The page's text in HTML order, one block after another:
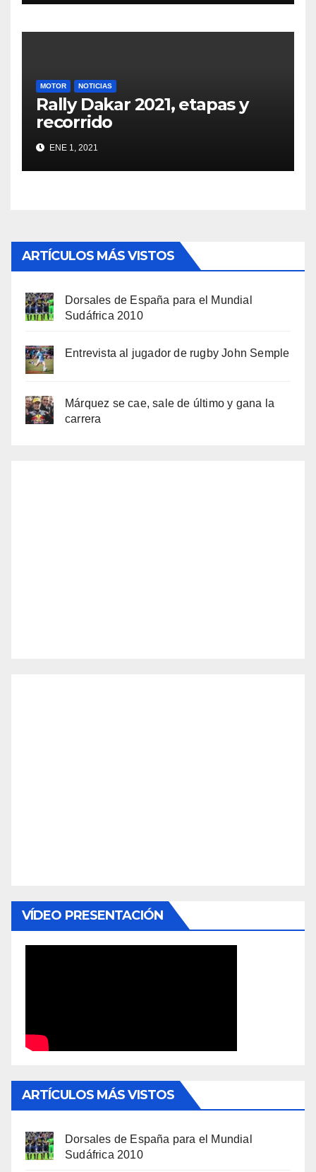
MOTOR NOTICIAS
Rally Dakar 2021, etapas y
recorrido
ENE 1, 2021
ARTÍCULOS MÁS VISTOS
Dorsales de España para el Mundial
Sudáfrica 2010
Entrevista al jugador de rugby John Semple
Márquez se cae, sale de último y gana la
carrera
VÍDEO PRESENTACIÓN
ARTÍCULOS MÁS VISTOS
Dorsales de España para el Mundial
Sudáfrica 2010